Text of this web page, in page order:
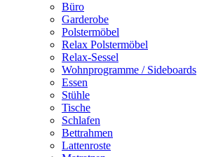
Büro
Garderobe
Polstermöbel
Relax Polstermöbel
Relax-Sessel
Wohnprogramme / Sideboards
Essen
Stühle
Tische
Schlafen
Bettrahmen
Lattenroste